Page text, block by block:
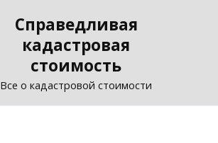
Справедливая
кадастровая
стоимость
Все о кадастровой стоимости